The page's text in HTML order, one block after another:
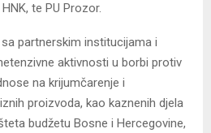
te PU Prozor.
partnerskim institucijama i
aktivnosti u borbi protiv
na krijumčarenje i
proizvoda, kao kaznenih djela
budžetu Bosne i Hercegovine,